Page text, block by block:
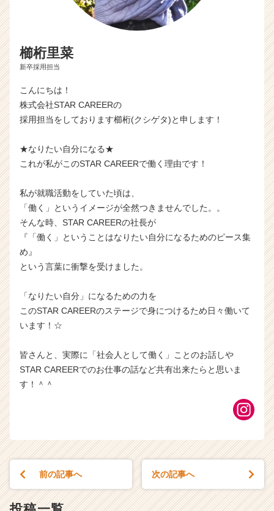
櫛桁里菜
新卒採用担当
こんにちは！
株式会社STAR CAREERの
採用担当をしております櫛桁(クシゲタ)と申します！
★なりたい自分になる★
これが私がこのSTAR CAREERで働く理由です！
私が就職活動をしていた頃は、
「働く」というイメージが全然つきませんでした。。
そんな時、STAR CAREERの社長が
『「働く」ということはなりたい自分になるためのピース集
め』
という言葉に衝撃を受けました。
「なりたい自分」になるための力を
このSTAR CAREERのステージで身につけるため日々働いて
います！☆
皆さんと、実際に「社会人として働く」ことのお話しや
STAR CAREERでのお仕事の話など共有出来たらと思いま
す！＾＾
前の記事へ 次の記事へ